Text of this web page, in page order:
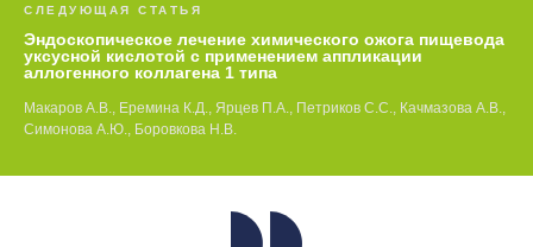
СЛЕДУЮЩАЯ СТАТЬЯ
Эндоскопическое лечение химического ожога пищевода
уксусной кислотой с применением аппликации
аллогенного коллагена 1 типа
Макаров А.В., Еремина К.Д., Ярцев П.А., Петриков С.С., Качмазова А.В.,
Симонова А.Ю., Боровкова Н.В.